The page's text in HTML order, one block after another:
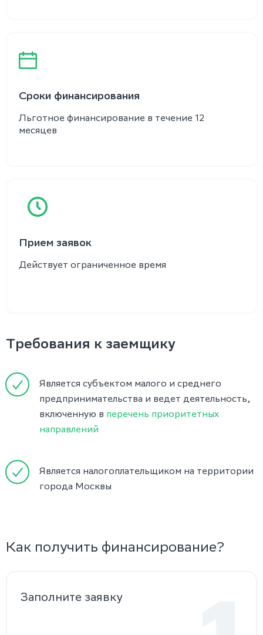
Сроки финансирования
Льготное финансирование в течение 12
месяцев
Прием заявок
Действует ограниченное время
Требования к заемщику
Является субъектом малого и среднего
предпринимательства и ведет деятельность,
включенную в перечень приоритетных
направлений
Является налогоплательщиком на территории
города Москвы
Как получить финансирование?
Заполните заявку